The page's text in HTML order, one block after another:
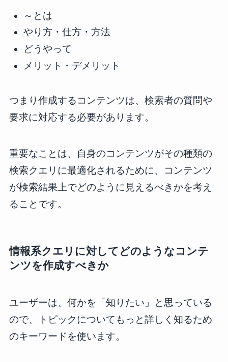
～とは
やり方・仕方・方法
どうやって
メリット・デメリット
つまり作成するコンテンツは、検索者の質問や
要求に対応する必要があります。
重要なことは、自身のコンテンツがその種類の
検索クエリに最適化されるために、コンテンツ
が検索結果上でどのように見えるべきかを考え
ることです。
情報系クエリに対してどのようなコンテ
ンツを作成すべきか
ユーザーは、何かを「知りたい」と思っている
ので、トピックについてもっと詳しく知るため
のキーワードを使います。